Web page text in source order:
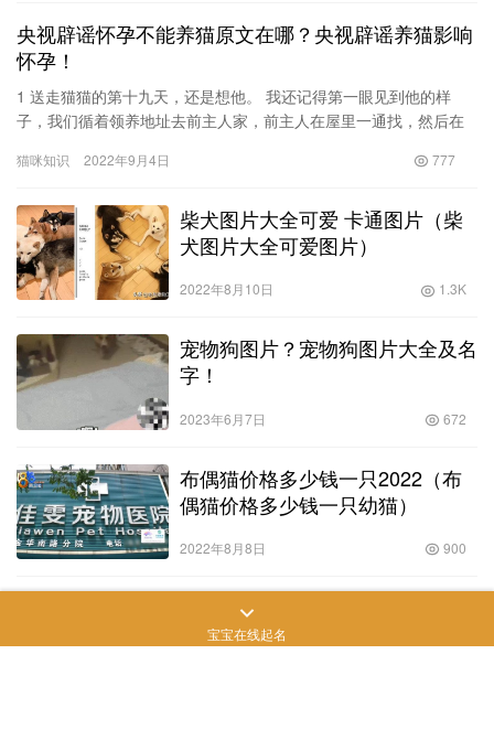
央视辟谣怀孕不能养猫原文在哪？央视辟谣养猫影响
怀孕！
1 送走猫猫的第十九天，还是想他。 我还记得第一眼见到他的样
子，我们循着领养地址去前主人家，前主人在屋里一通找，然后在
层，…
猫咪知识 2022年9月4日 777
柴犬图片大全可爱 卡通图片（柴
犬图片大全可爱图片）
2022年8月10日 1.3K
宠物狗图片？宠物狗图片大全及名
字！
2023年6月7日 672
布偶猫价格多少钱一只2022（布
偶猫价格多少钱一只幼猫）
2022年8月8日 900
苏俄猎狼犬什么价位禁养吗（苏俄猎狼犬什么价位图
宝宝在线起名